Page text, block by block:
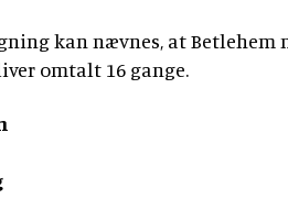
kan nævnes, at Betlehem
omtalt 16 gange.